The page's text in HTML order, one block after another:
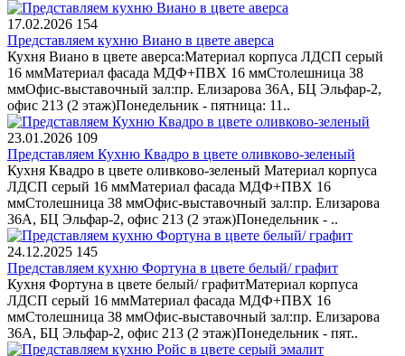
17.02.2026 154
Представляем кухню Виано в цвете аверса
Кухня Виано в цвете аверса:Материал корпуса ЛДСП серый
16 ммМатериал фасада МДФ+ПВХ 16 ммСтолешница 38
ммОфис-выставочный зал:пр. Елизарова 36А, БЦ Эльфар-2,
офис 213 (2 этаж)Понедельник - пятница: 11..
23.01.2026 109
Представляем Кухню Квадро в цвете оливково-зеленый
Кухня Квадро в цвете оливково-зеленый Материал корпуса
ЛДСП серый 16 ммМатериал фасада МДФ+ПВХ 16
ммСтолешница 38 ммОфис-выставочный зал:пр. Елизарова
36А, БЦ Эльфар-2, офис 213 (2 этаж)Понедельник - ..
24.12.2025 145
Представляем кухню Фортуна в цвете белый/ графит
Кухня Фортуна в цвете белый/ графитМатериал корпуса
ЛДСП серый 16 ммМатериал фасада МДФ+ПВХ 16
ммСтолешница 38 ммОфис-выставочный зал:пр. Елизарова
36А, БЦ Эльфар-2, офис 213 (2 этаж)Понедельник - пят..